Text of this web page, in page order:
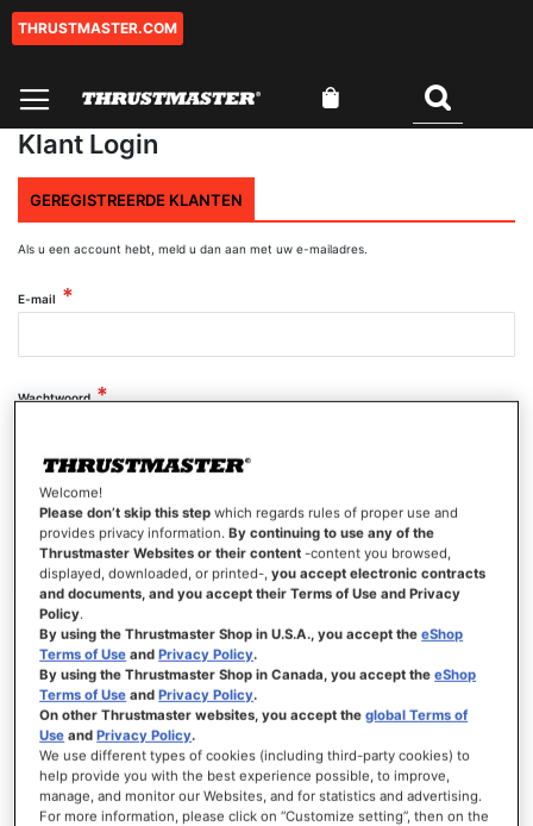
Ga
inhoud
THRUSTMASTER.COM
Klant Login
GEREGISTREERDE KLANTEN
Als u een account hebt, meld u dan aan met uw e-mailadres.
E-mail
Wachtwoord
Wachtwoord tonen
INLOGGEN
Wachtwoord vergeten?
NIEUWE KLANTEN
Welcome!
Please don’t skip this step which regards rules of proper use and
provides privacy information.By continuing to use any of the
Thrustmaster Websites or their content -content you browsed,
displayed, downloaded, or printed-,you accept electronic contracts
and documents, and you accept their Terms of Use and Privacy
Policy.
By using the Thrustmaster Shop in U.S.A., you accept theeShop
Terms of Use andPrivacy Policy.
By using the Thrustmaster Shop in Canada, you accept theeShop
Terms of Use andPrivacy Policy.
On other Thrustmaster websites, you accept theglobal Terms of
Use andPrivacy Policy.
We use different types of cookies (including third-party cookies) to
help provide you with the best experience possible, to improve,
manage, and monitor our Websites, and for statistics and advertising.
For more information, please click on “Customize setting”, then on the